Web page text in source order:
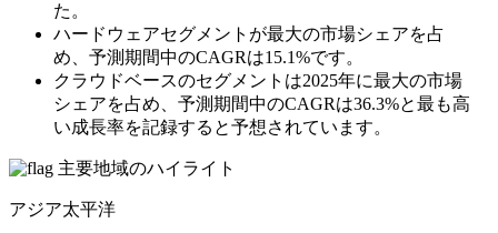
た。
ハードウェアセグメントが最大の市場シェアを占
め、予測期間中のCAGRは15.1%です。
クラウドベースのセグメントは2025年に最大の市場
シェアを占め、予測期間中のCAGRは36.3%と最も高
い成長率を記録すると予想されています。
主要地域のハイライト
アジア太平洋